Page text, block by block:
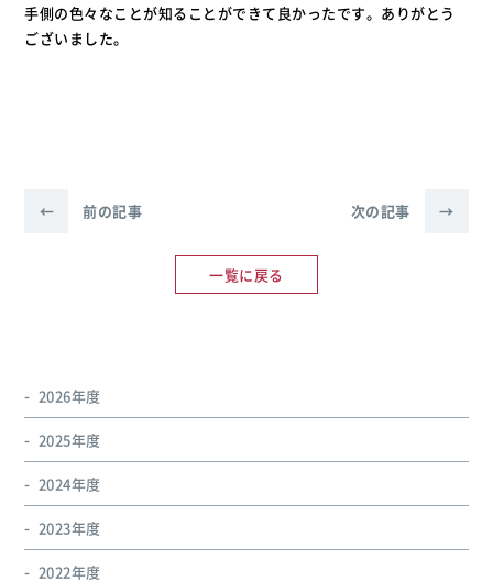
手側の色々なことが知ることができて良かったです。ありがとう
ございました。
← 前の記事
一覧に戻る
次の記事 →
2026年度
2025年度
2024年度
2023年度
2022年度